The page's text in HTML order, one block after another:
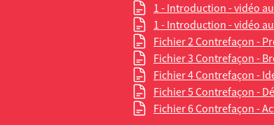
1 - Introduction - vidéo
1 - Introduction - vidéo
Fichier 2 Contrefaçon -
Fichier 3 Contrefaçon -
Fichier 4 Contrefaçon -
Fichier 5 Contrefaçon -
Fichier 6 Contrefaçon -